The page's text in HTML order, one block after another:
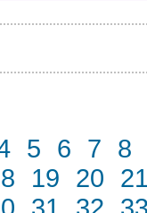
5 6 7
8
19 20